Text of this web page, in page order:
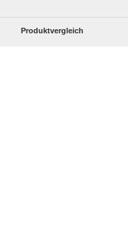
Produktvergleich